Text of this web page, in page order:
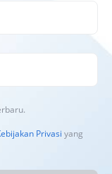
Privasi yang